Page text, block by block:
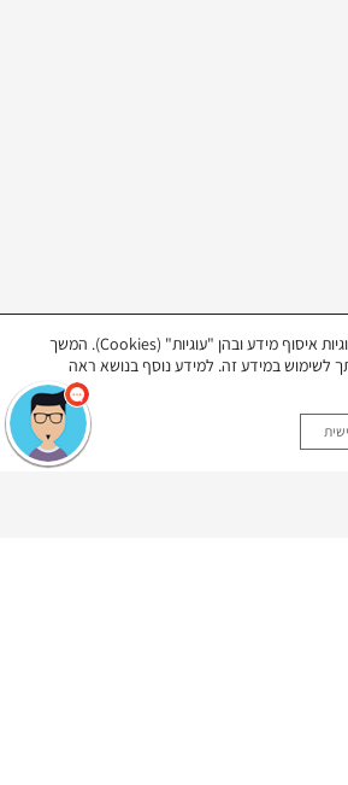
אתר זה עושה שימוש בטכנולוגיות איסוף מידע ובהן "עוגיות" (Cookies). המשך
לשימוש במידע זה. למידע נוסף בנושא ראה